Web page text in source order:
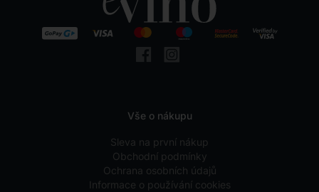
Vše o nákupu
Sleva na první nákup
Obchodní podmínky
Ochrana osobních údajů
Informace o používání cookies